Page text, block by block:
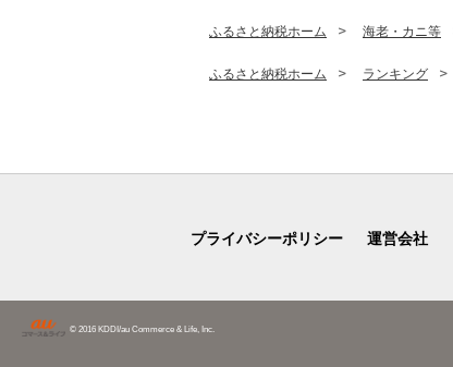
舗 ご当地 ローカル スーパ
い 美味しい うまい 道東 北
海道 F4F-8513
ふるさと納税ホーム 海老・カニ等
ふるさと納税ホーム ランキング
プライバシーポリシー 運営会社
© 2016 KDDI/au Commerce & Life, Inc.